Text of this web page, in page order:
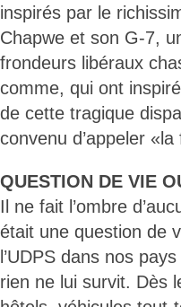
inspirés par le
Chapwe et son G-7,
frondeurs libéraux
comme, qui ont
de cette tragique
convenu d’appeler
QUESTION DE VIE
Il ne fait l’ombre
était une question de
l’UDPS dans nos
rien ne lui survit. Dès